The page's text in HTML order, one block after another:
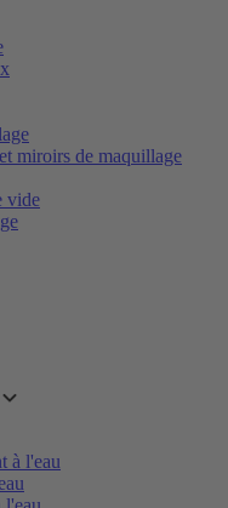
miroirs de maquillage
vide
à l'eau